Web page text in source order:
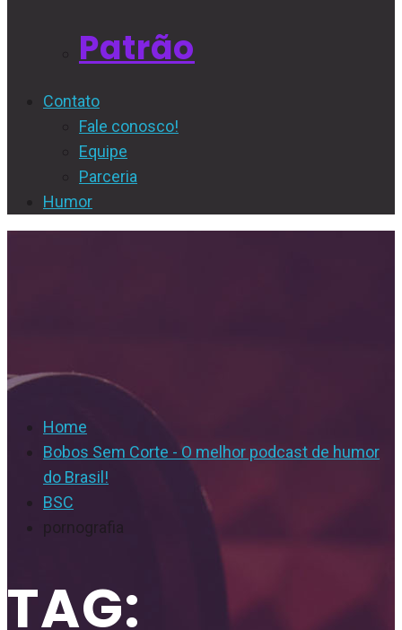
Patrão
Contato
Fale conosco!
Equipe
Parceria
Humor
Home
Bobos Sem Corte - O melhor podcast de humor
do Brasil!
BSC
pornografia
TAG: